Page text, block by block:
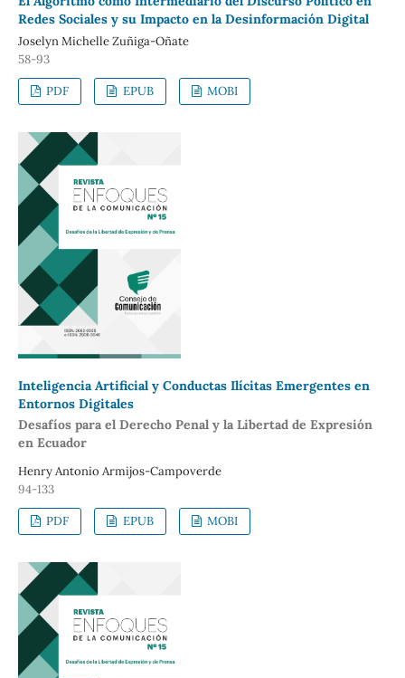
Redes Sociales y su Impacto en la Desinformación Digital
Joselyn Michelle Zuñiga-Oñate
58-93
PDF EPUB MOBI
Inteligencia Artificial y Conductas Ilícitas Emergentes en
Entornos Digitales
Desafíos para el Derecho Penal y la Libertad de Expresión
en Ecuador
Henry Antonio Armijos-Campoverde
94-133
PDF EPUB MOBI